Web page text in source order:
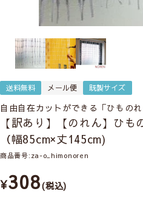
送料無料 メール便 既製サイズ
自由自在カットができる「ひもの
【訳あり】【のれん】ひ
（幅85cm×丈145cm)
商品番号 za-o_himonoren
¥308 税込